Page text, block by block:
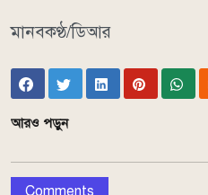
মানবকণ্ঠ/ডিআর
আরও পড়ুন